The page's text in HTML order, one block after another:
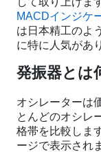
MACDインジケ
は日本精工のよ
に特に人気があ
発振器とは
オシレーターは
とんどのオシレ
格帯を比較しま
ージで表示され